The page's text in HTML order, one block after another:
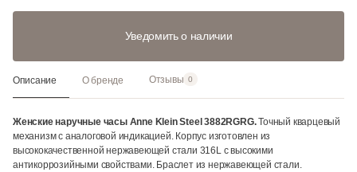
Уведомить о наличии
Описание О бренде Отзывы 0
Женские наручные часы Anne Klein Steel 3882RGRG.Точный кварцевый
механизм с аналоговой индикацией. Корпус изготовлен из
высококачественной нержавеющей стали 316L с высокими
антикоррозийными свойствами. Браслет из нержавеющей стали.